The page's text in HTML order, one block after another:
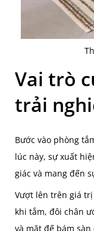
Vai trò
trải
Bước vào phòng
lúc này, sự xuất
giác và mang đến
Vượt lên trên giá
khi tắm, đôi chân
và mặt đế bám